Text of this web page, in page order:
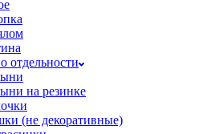
отдельности
на резинке
(не декоративные)